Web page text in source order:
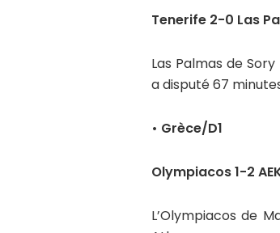
Tenerife 2-0 Las
Las Palmas de
a disputé 67
• Grèce/D1
Olympiacos 1-2
L’Olympiacos de